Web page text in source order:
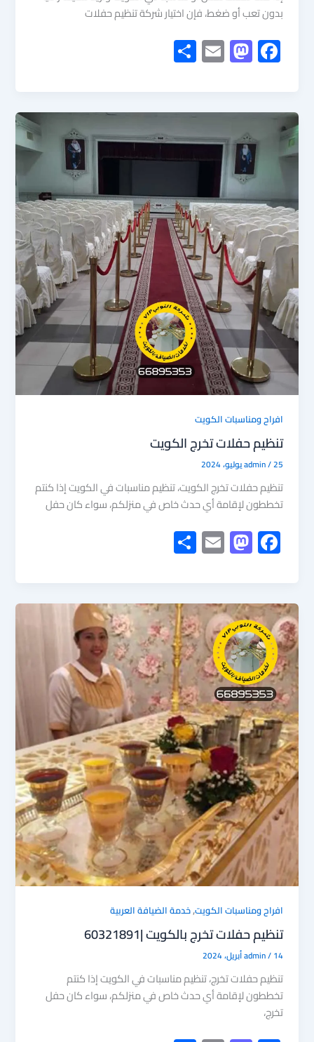
بدون تعب أو ضغط، فإن اختيار شركة تنظيم حفلات
F
ac
b
o
ok
M
as
d
o
n
E
m
e
افراح ومناسبات الكويت
تنظيم حفلات تخرج الكويت
admin/25 يوليو، 2024
تنظيم حفلات تخرج الكويت، تنظيم مناسبات في الكويت إذا كنتم
تخططون لإقامة أي حدث خاص في منزلكم، سواء كان حفل
F
ac
b
o
ok
M
as
d
o
n
E
m
e
افراح ومناسبات الكويت,خدمة الضيافة العربية
تنظيم حفلات تخرج بالكويت |60321891
admin/14 أبريل، 2024
تنظيم حفلات تخرج، تنظيم مناسبات في الكويت إذا كنتم
تخططون لإقامة أي حدث خاص في منزلكم، سواء كان حفل
تخرج،